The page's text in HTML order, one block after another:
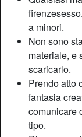
a minori.
Non sono
materiale, e
scaricarlo.
Prendo atto
fantasia
comunicare
tipo.
Nickname:
Età: